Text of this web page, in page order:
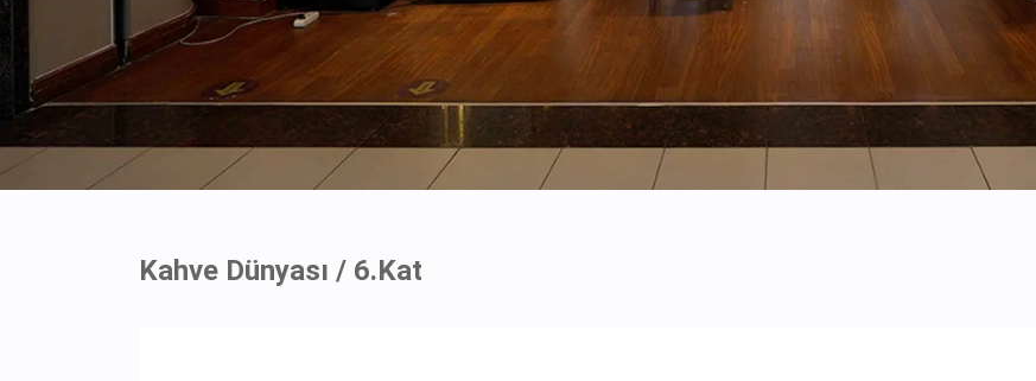
Kahve Dünyası / 6.Kat